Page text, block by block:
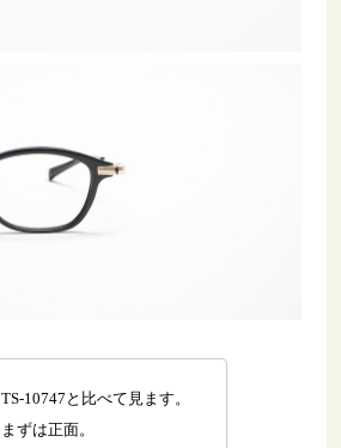
TS-10747と比べて見ます。
まずは正面。